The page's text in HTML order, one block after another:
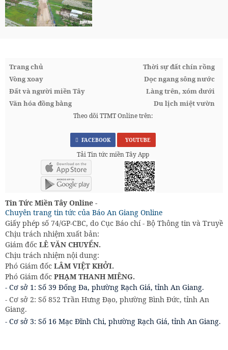
Trang chủ
Thời sự đất chín rồng
Vòng xoay
Dọc ngang sông nước
Đất và người miền Tây
Làng trên, xóm dưới
Văn hóa đồng bằng
Du lịch miệt vườn
Theo dõi TTMT Online trên:
FACEBOOK YOUTUBE
Tải Tin tức miền Tây App
Tin Tức Miền Tây Online -
Chuyên trang tin tức của Báo An Giang Online
Giấy phép số 74/GP-CBC, do Cục Báo chí - Bộ Thông tin và
Chịu trách nhiệm xuất bản:
Giám đốc LÊ VĂN CHUYỂN.
Chịu trách nhiệm nội dung:
Phó Giám đốc LÂM VIỆT KHỞI.
Phó Giám đốc PHẠM THANH MIÊNG.
- Cơ sở 1: Số 39 Đống Đa, phường Rạch Giá, tỉnh An Giang.
- Cơ sở 2: Số 852 Trần Hưng Đạo, phường Bình Đức, tỉnh An
Giang.
- Cơ sở 3: Số 16 Mạc Đĩnh Chi, phường Rạch Giá, tỉnh An Giang.